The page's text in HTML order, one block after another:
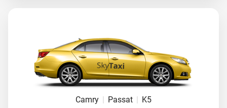
Camry Passat K5